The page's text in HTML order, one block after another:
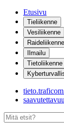
Etusivu
Tieliikenne
Vesiliikenne
Raideliikenne
Ilmailu
Tietoliikenne